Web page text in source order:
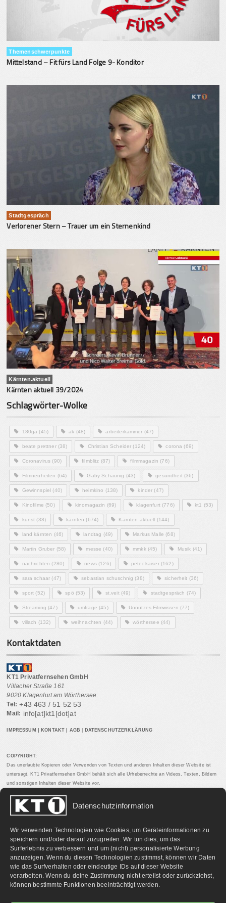
Datenschutzinformation
Wir verwenden Technologien wie Cookies, um Geräteinformationen zu
speichern und/oder darauf zuzugreifen. Wir tun dies, um das
Surferlebnis zu verbessern und um (nicht) personalisierte Werbung
anzuzeigen. Wenn du diesen Technologien zustimmst, können wir Daten
wie das Surfverhalten oder eindeutige IDs auf dieser Website
verarbeiten. Wenn du deine Zustimmung nicht erteilst oder zurückziehst,
können bestimmte Funktionen beeinträchtigt werden.
Themenschwerpunkte
Mittelstand – Fit fürs Land Folge 9- Konditor
Stadtgespräch
Verlorener Stern – Trauer um ein Sternenkind
Kärnten.aktuell
Kärnten aktuell 39/2024
Schlagwörter-Wolke
180ga (45) ak (48) arbeiterkammer (47)
beate prettner(38) Christian Scheider (124) corona (69)
Coronavirus (90) filmblitz (87) filmmagazin (76)
Filmneuheiten (64) Gaby Schaunig (43) gesundheit(36)
Gewinnspiel (40) heimkino (138) kinder (47)
Kinofilme (50) kinomagazin (69) klagenfurt(776) kt1 (53)
kunst (38) kärnten (674) Kärnten aktuell (144)
land kärnten (46) landtag (49) Markus Malle (68)
Martin Gruber (58) messe (40) mmkk(45) Musik (41)
nachrichten (280) news(126) peter kaiser(162)
sara schaar (47) sebastian schuschnig (38) sicherheit (36)
sport (52) spö (53) st.veit(49) stadtgespräch (74)
Streaming (47) umfrage (45) Unnützes Filmwissen (77)
villach (132) weihnachten (44) wörthersee (44)
Kontaktdaten
KT1 Privatfernsehen GmbH
Villacher Straße 161
9020 Klagenfurt am Wörthersee
Tel: +43 463 / 51 52 53
Mail: info[at]kt1[dot]at
IMPRESSUM KONTAKT AGB DATENSCHUTZERKLÄRUNG
COPYRIGHT:
Das unerlaubte Kopieren oder Verwenden von Texten und anderen Inhalten dieser Website ist
untersagt. KT1 Privatfernsehen GmbH behält sich alle Urheberrechte an Videos, Texten, Bildern
und sonstigen Inhalten dieser Website vor.
PARTNERLINKS: